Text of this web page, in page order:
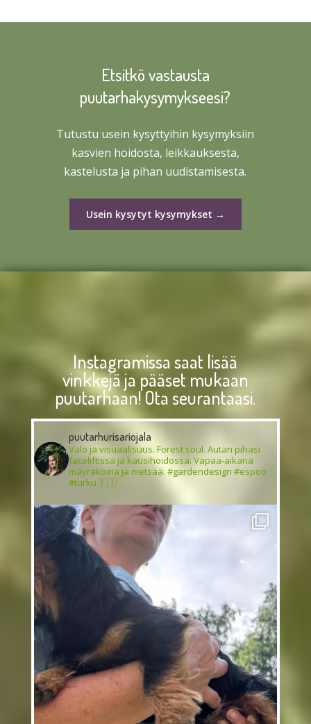
Etsitkö vastausta
puutarhakysymykseesi?
Tutustu usein kysyttyihin kysymyksiin
kasvien hoidosta, leikkauksesta,
kastelusta ja pihan uudistamisesta.
Usein kysytyt kysymykset →
Instagramissa saat lisää
vinkkejä ja pääset mukaan
puutarhaan! Ota seurantaasi.
puutarhurisariojala
Valo ja visuaalisuus. Forest soul. Autan pihasi
faceliftissa ja kausihoidossa. Vapaa-aikana
mäyräkoiria ja metsää. #gardendesign #espoo
#turku 🇫🇮